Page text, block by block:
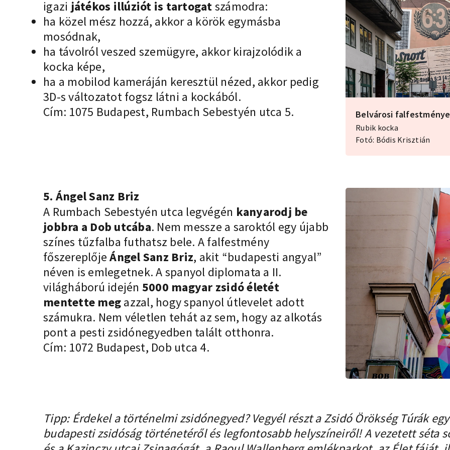
igazi játékos illúziót is tartogatszámodra:
ha közel mész hozzá, akkor a körök egymásba
mosódnak,
ha távolról veszed szemügyre, akkor kirajzolódik a
kocka képe,
ha a mobilod kameráján keresztül nézed, akkor pedig
3D-s változatot fogsz látni a kockából.
Cím: 1075 Budapest, Rumbach Sebestyén utca 5.
Belvárosi
Rubik kocka
Fotó: Bódis Krisztián
5. Ángel Sanz Briz
A Rumbach Sebestyén utca legvégén kanyarodj be
jobbra a Dob utcába. Nem messze a saroktól egy újabb
színes tűzfalba futhatsz bele. A falfestmény
főszereplőjeÁngel Sanz Briz, akit “budapesti angyal”
néven is emlegetnek. A spanyol diplomata a II.
világháború idején 5000 magyar zsidó életét
mentette megazzal, hogy spanyol útlevelet adott
számukra. Nem véletlen tehát az sem, hogy az alkotás
pont a pesti zsidónegyedben talált otthonra.
Cím: 1072 Budapest, Dob utca 4.
Tipp: Érdekel a történelmi zsidónegyed? Vegyél részt aZsidó Örökség Túrák
budapesti zsidóság történetéről és legfontosabb helyszíneiről! A vezetett séta